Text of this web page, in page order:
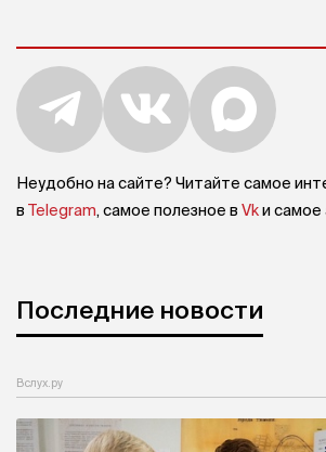
Неудобно на сайте? Читайте самое
в Telegram, самое полезное в Vkи самое
Последние новости
Вслух.ру